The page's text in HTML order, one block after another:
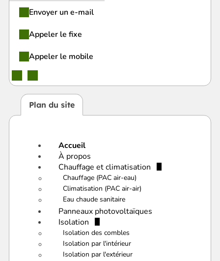
Envoyer un e-mail
Appeler le fixe
Appeler le mobile
Plan du site
Accueil
À propos
Chauffage et climatisation
Chauffage (PAC air-eau)
Climatisation (PAC air-air)
Eau chaude sanitaire
Panneaux photovoltaïques
Isolation
Isolation des combles
Isolation par l'intérieur
Isolation par l'extérieur